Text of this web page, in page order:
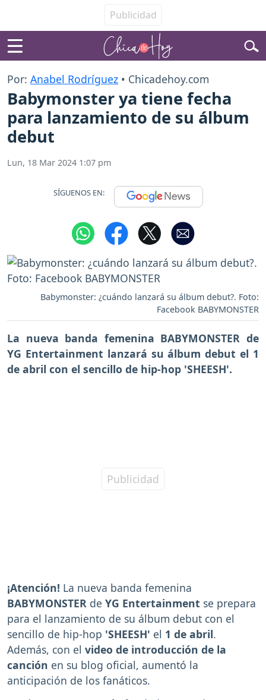
Por: Anabel Rodríguez • Chicadehoy.com
Babymonster ya tiene fecha
para lanzamiento de su álbum
debut
Lun, 18 Mar 2024 1:07 pm
SÍGUENOS EN:
Babymonster: ¿cuándo lanzará su álbum debut?. Foto:
Facebook BABYMONSTER
La nueva banda femenina BABYMONSTER de
YG Entertainment lanzará su álbum debut el 1
de abril con el sencillo de hip-hop 'SHEESH'.
¡Atención! La nueva banda femenina
BABYMONSTER de YG Entertainment se prepara
para el lanzamiento de su álbum debut con el
sencillo de hip-hop 'SHEESH' el 1 de abril.
Además, con el video de introducción de la
canción en su blog oficial, aumentó la
anticipación de los fanáticos.